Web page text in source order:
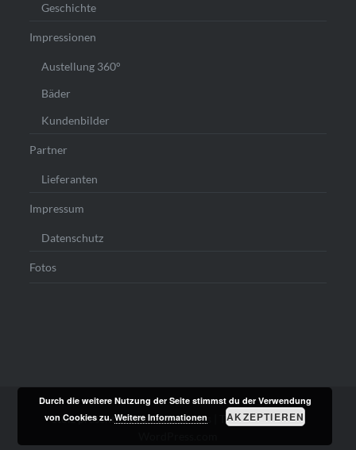
Geschichte
Impressionen
Austellung 360°
Bäder
Kundenbilder
Partner
Lieferanten
Impressum
Datenschutz
Fotos
Stolz präsentiert von WordPress
Theme: Dyad von
Durch die weitere Nutzung der Seite stimmst du der Verwendung
von Cookies zu.Weitere Informationen AKZEPTIEREN